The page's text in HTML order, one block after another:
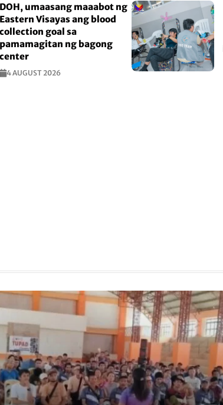
DOH, umaasang maaabot ng
Eastern Visayas ang blood
collection goal sa
pamamagitan ng bagong
center
4 AUGUST 2026